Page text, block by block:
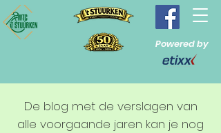
Powered by
De blog met de verslagen van
alle voorgaande jaren kan je nog